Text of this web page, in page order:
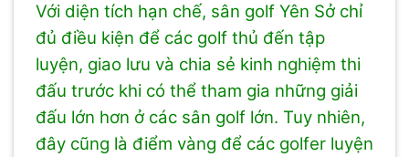
Với diện tích hạn chế, sân golf Yên Sở chỉ
đủ điều kiện để các golf thủ đến tập
luyện, giao lưu và chia sẻ kinh nghiệm thi
đấu trước khi có thể tham gia những giải
đấu lớn hơn ở các sân golf lớn. Tuy nhiên,
đây cũng là điểm vàng để các golfer luyện